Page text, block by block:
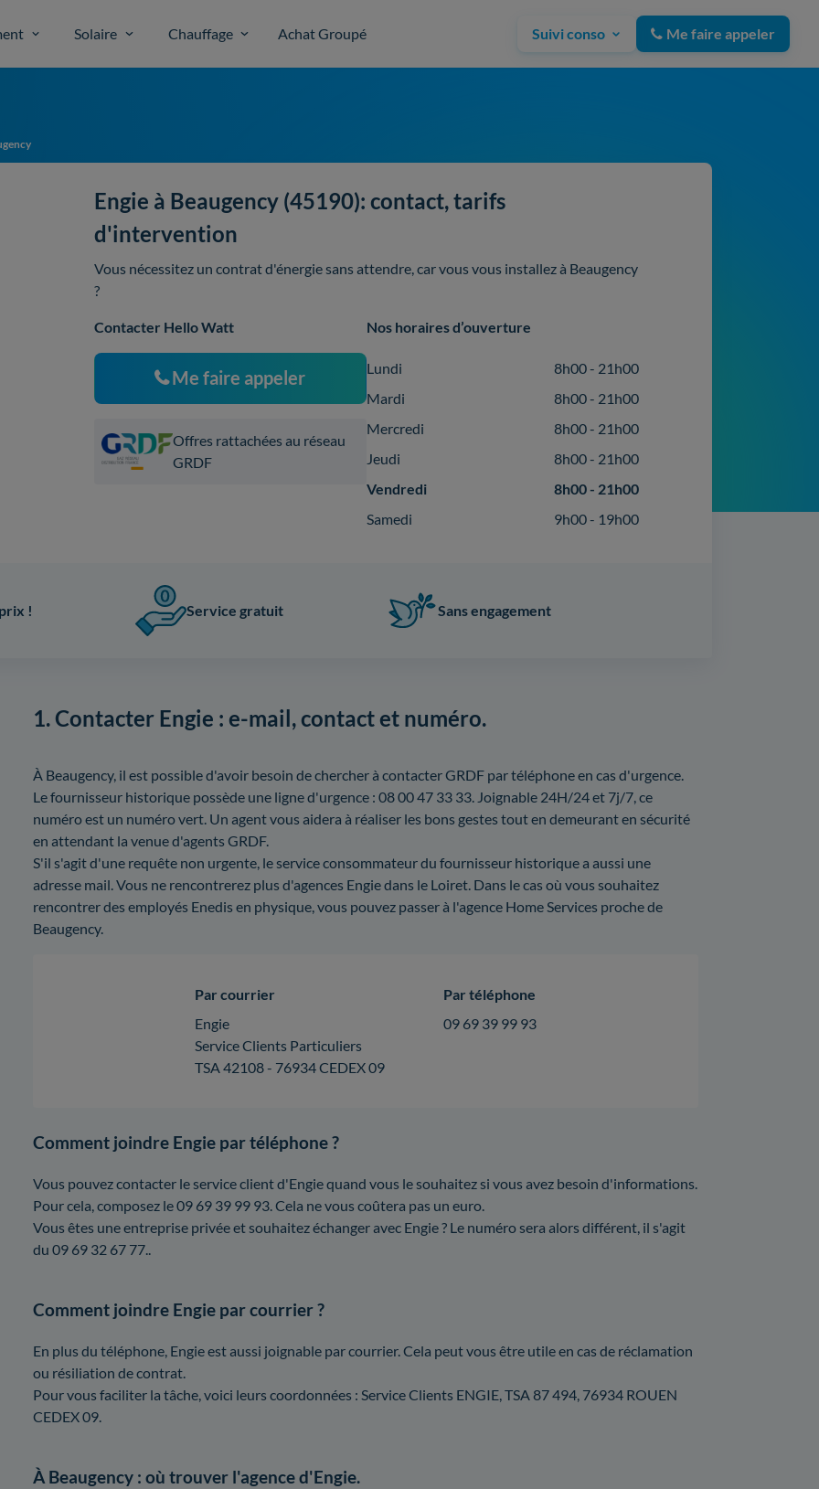
Solaire Chauffage Achat Groupé Suivi conso Me faire appeler
Engie à Beaugency (45190): contact, tarifs
d'intervention
Vous nécessitez un contrat d'énergie sans attendre, car vous vous installez à Beaugency
?
Contacter Hello Watt
Me faire appeler
Offres rattachées au réseau
GRDF
Nos horaires d’ouverture
Lundi
8h00 - 21h00
Mardi
8h00 - 21h00
Mercredi
8h00 - 21h00
Jeudi
8h00 - 21h00
Vendredi
8h00 - 21h00
Samedi
9h00 - 19h00
! Service gratuit Sans engagement
1. Contacter Engie : e-mail, contact et numéro.
À Beaugency, il est possible d'avoir besoin de chercher à contacter GRDF par téléphone en cas d'urgence.
Le fournisseur historique possède une ligne d'urgence : 08 00 47 33 33. Joignable 24H/24 et 7j/7, ce
numéro est un numéro vert. Un agent vous aidera à réaliser les bons gestes tout en demeurant en sécurité
en attendant la venue d'agents GRDF.
S'il s'agit d'une requête non urgente, le service consommateur du fournisseur historique a aussi une
adresse mail. Vous ne rencontrerez plus d'agences Engie dans le Loiret. Dans le cas où vous souhaitez
rencontrer des employés Enedis en physique, vous pouvez passer à l'agence Home Services proche de
Beaugency.
Par courrier
Engie
Service Clients Particuliers
TSA 42108 - 76934 CEDEX 09
Par téléphone
09 69 39 99 93
Comment joindre Engie par téléphone ?
Vous pouvez contacter le service client d'Engie quand vous le souhaitez si vous avez besoin d'informations.
Pour cela, composez le 09 69 39 99 93. Cela ne vous coûtera pas un euro.
Vous êtes une entreprise privée et souhaitez échanger avec Engie ? Le numéro sera alors différent, il s'agit
du 09 69 32 67 77..
Comment joindre Engie par courrier ?
En plus du téléphone, Engie est aussi joignable par courrier. Cela peut vous être utile en cas de réclamation
ou résiliation de contrat.
Pour vous faciliter la tâche, voici leurs coordonnées : Service Clients ENGIE, TSA 87 494, 76934 ROUEN
CEDEX 09.
À Beaugency : où trouver l'agence d'Engie.